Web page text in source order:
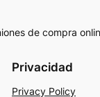
de compra
Privacidad
Privacy Policy